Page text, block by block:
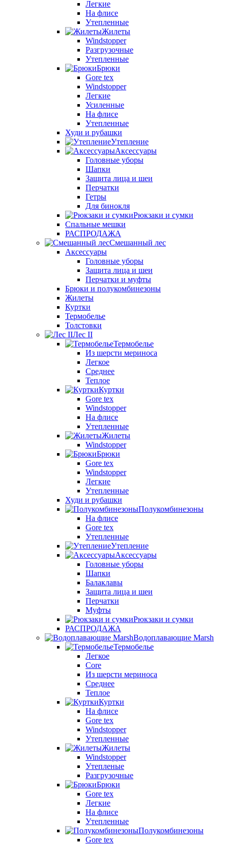
Легкие
На флисе
Утепленные
Жилеты
Windstopper
Разгрузочные
Утепленные
Брюки
Gore tex
Windstopper
Легкие
Усиленные
На флисе
Утепленные
Худи и рубашки
Утепление
Аксессуары
Головные уборы
Шапки
Защита лица и шеи
Перчатки
Гетры
Для бинокля
Рюкзаки и сумки
Спальные мешки
РАСПРОДАЖА
Смешанный лес
Аксессуары
Головные уборы
Защита лица и шеи
Перчатки и муфты
Брюки и полукомбинезоны
Жилеты
Куртки
Термобелье
Толстовки
Лес II
Термобелье
Из шерсти мериноса
Легкое
Среднее
Теплое
Куртки
Gore tex
Windstopper
На флисе
Утепленные
Жилеты
Windstopper
Брюки
Gore tex
Windstopper
Легкие
Утепленные
Худи и рубашки
Полукомбинезоны
На флисе
Gore tex
Утепленные
Утепление
Аксессуары
Головные уборы
Шапки
Балаклавы
Защита лица и шеи
Перчатки
Муфты
Рюкзаки и сумки
РАСПРОДАЖА
Водоплавающие Marsh
Термобелье
Легкое
Core
Из шерсти мериноса
Среднее
Теплое
Куртки
На флисе
Gore tex
Windstopper
Утепленные
Жилеты
Windstopper
Утепленые
Разгрузочные
Брюки
Gore tex
Легкие
На флисе
Утепленные
Полукомбинезоны
Gore tex